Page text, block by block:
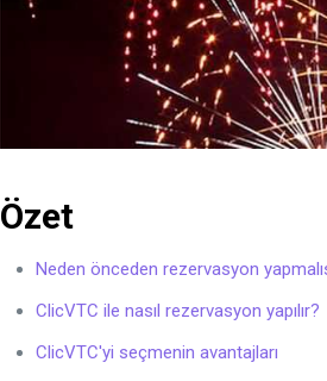
Özet
Neden önceden rezervasyon
ClicVTC ile nasıl rezervasyon yapılır?
ClicVTC'yi seçmenin avantajları